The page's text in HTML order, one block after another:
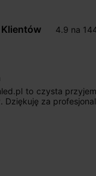
4.9 na
to czysta
Dziękuję za